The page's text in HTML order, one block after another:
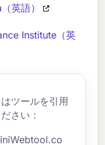
英語）
Institute（英
ツールを引用
さい：